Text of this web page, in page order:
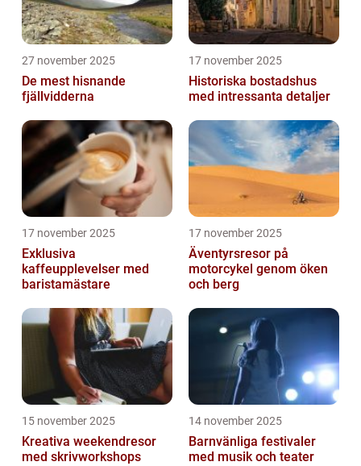
27 november 2025
De mest hisnande
fjällvidderna
17 november 2025
Historiska bostadshus
med intressanta detaljer
17 november 2025
Exklusiva
kaffeupplevelser med
baristamästare
17 november 2025
Äventyrsresor på
motorcykel genom öken
och berg
15 november 2025
Kreativa weekendresor
med skrivworkshops
14 november 2025
Barnvänliga festivaler
med musik och teater